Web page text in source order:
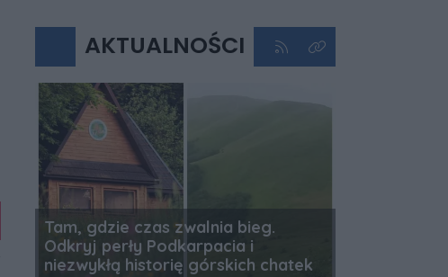
AKTUALNOŚCI Kliknij aby przejść do
Kliknij aby zobaczyć
Tam, gdzie czas zwalnia bieg.
Odkryj perły Podkarpacia i
niezwykłą historię górskich chatek